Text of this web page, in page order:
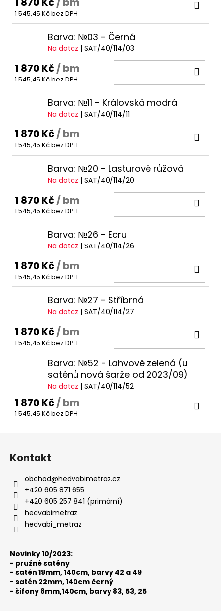
1 545,45 Kč bez DPH
Barva: №03 - Černá
Na dotaz | SAT/40/114/03
1 870 Kč/ bm
1 545,45 Kč bez DPH
Barva: №11 - Královská modrá
Na dotaz | SAT/40/114/11
1 870 Kč/ bm
1 545,45 Kč bez DPH
Barva: №20 - Lasturově růžová
Na dotaz | SAT/40/114/20
1 870 Kč/ bm
1 545,45 Kč bez DPH
Barva: №26 - Ecru
Na dotaz | SAT/40/114/26
1 870 Kč/ bm
1 545,45 Kč bez DPH
Barva: №27 - Stříbrná
Na dotaz | SAT/40/114/27
1 870 Kč/ bm
1 545,45 Kč bez DPH
Barva: №52 - Lahvově zelená (u
saténů nová šarže od 2023/09)
Na dotaz | SAT/40/114/52
1 870 Kč/ bm
1 545,45 Kč bez DPH
Kontakt
obchod@hedvabimetraz.cz
+420 605 871 655
+420 605 257 841 (primární)
hedvabimetraz
hedvabi_metraz
Novinky 10/2023:
- pružné satény
- satén 19mm, 140cm, barvy 42 a 49
- satén 22mm, 140cm černý
- šifony 8mm,140cm, barvy 83, 53, 25